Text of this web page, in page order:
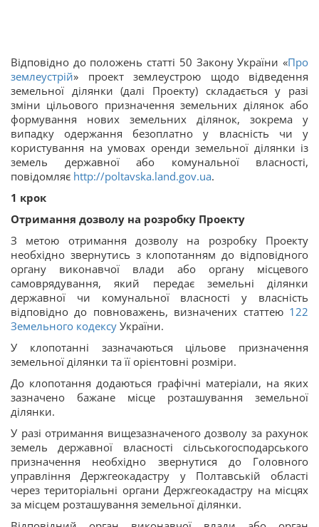
Відповідно до положень статті 50 Закону України «Про
землеустрій» проект землеустрою щодо відведення
земельної ділянки (далі Проекту) складається у разі
зміни цільового призначення земельних ділянок або
формування нових земельних ділянок, зокрема у
випадку одержання безоплатно у власність чи у
користування на умовах оренди земельної ділянки із
земель державної або комунальної власності,
повідомляє http://poltavska.land.gov.ua.
1 крок
Отримання дозволу на розробку Проекту
З метою отримання дозволу на розробку Проекту
необхідно звернутись з клопотанням до відповідного
органу виконавчої влади або органу місцевого
самоврядування, який передає земельні ділянки
державної чи комунальної власності у власність
відповідно до повноважень, визначених статтею122
Земельного кодексу України.
У клопотанні зазначаються цільове призначення
земельної ділянки та її орієнтовні розміри.
До клопотання додаються графічні матеріали, на яких
зазначено бажане місце розташування земельної
ділянки.
У разі отримання вищезазначеного дозволу за рахунок
земель державної власності сільськогосподарського
призначення необхідно звернутися до Головного
управління Держгеокадастру у Полтавській області
через територіальні органи Держгеокадастру на місцях
за місцем розташування земельної ділянки.